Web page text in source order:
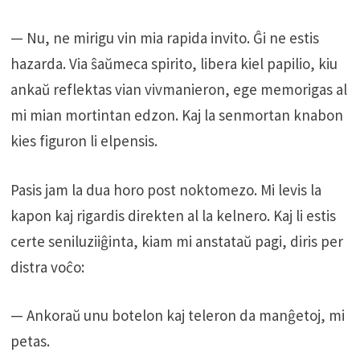
— Nu, ne mirigu vin mia rapida invito. Ĝi ne estis
hazarda. Via ŝaŭmeca spirito, libera kiel papilio, kiu
ankaŭ reflektas vian vivmanieron, ege memorigas al
mi mian mortintan edzon. Kaj la senmortan knabon
kies figuron li elpensis.
Pasis jam la dua horo post noktomezo. Mi levis la
kapon kaj rigardis direkten al la kelnero. Kaj li estis
certe seniluziiĝinta, kiam mi anstataŭ pagi, diris per
distra voĉo:
— Ankoraŭ unu botelon kaj teleron da manĝetoj, mi
petas.